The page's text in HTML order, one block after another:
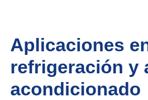
Aplicaciones
refrigeración y
acondicionado